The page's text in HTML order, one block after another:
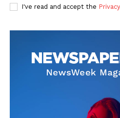
My account
I've read and accept the